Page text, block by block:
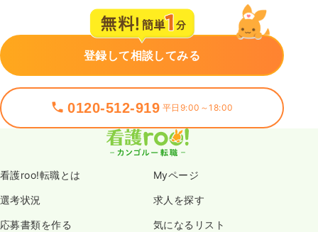
登録して相談してみる
0120-512-919 平日9:00～18:00
看護roo!転職とは Myページ
選考状況 求人を探す
応募書類を作る 気になるリスト